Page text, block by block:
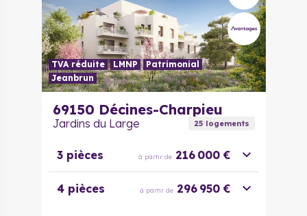
TVA réduite LMNP
Patrimonial
Jeanbrun
69150 Décines-Charpieu
Jardins du Large 25logements
3 pièces à partir de 216 000 €
4 pièces à partir de 296 950 €